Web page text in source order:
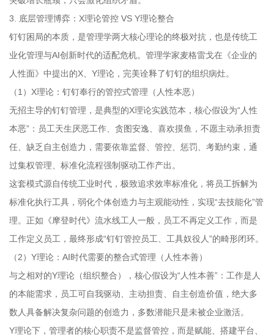
3. 底层管理博弈：X理论管控 VS Y理论整合
钉钉困局的本质，是管理学两大核心理论的终极对抗，也是传统工
业化管理与AI创新时代的适配危机。管理学家麦格雷戈在《企业的
人性面》中提出的X、Y理论，完美诠释了钉钉的组织病灶。
（1）X理论：钉钉奉行的管控式管理（人性本恶）
无招主导的钉钉管理，是典型的X理论实践范本，核心假设为“人性
本恶”：员工天生厌恶工作、贪图安逸、喜欢摸鱼，不愿主动承担责
任、缺乏自主创造力，需要依靠监督、管控、惩罚、考勤约束，通
过集权管理、标准化流程强制驱动工作产出。
这套模式源自传统工业时代，极致追求效率标准化，将员工拆解为
标准化执行工具，弱化个体创造力与主观能动性，实现“去技能化”管
理。正如《摩登时代》流水线工人一般，员工不再定义工作，而是
工作定义员工，最终形成“钉钉管控员工、工具奴役人”的畸形闭环。
（2）Y理论：AI时代需要的整合式管理（人性本善）
与之相对的Y理论（组织整合），核心假设为“人性本善”：工作是人
的本能需求，员工可自我驱动、主动担责、自主创造价值，绝大多
数人具备解决复杂问题的创造力，多数潜能只是未被企业激活。
Y理论下，管理者的核心职责不是监督管控，而是赋能、搭建平台、